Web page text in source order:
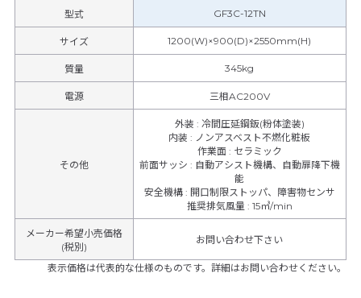
型式 GF3C-12TN
サイズ 1200(W)×900(D)×2550mm(H)
質量 345kg
電源 三相AC200V
その他
外装 : 冷間圧延鋼鈑(粉体塗装)
内装: ノンアスベスト不燃化粧板
作業面 : セラミック
前面サッシ : 自動アシスト機構、自動扉降下機
能
安全機構 : 開口制限ストッパ、障害物センサ
推奨排気風量 : 15㎥/min
メーカー希望小売価格
(税別)
お問い合わせ下さい
表示価格は代表的な仕様のものです。詳細はお問い合わせください。